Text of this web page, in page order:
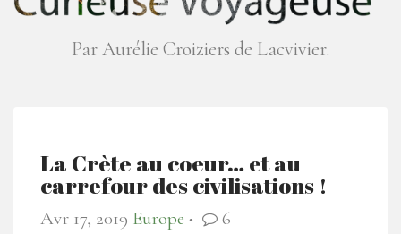
Par Aurélie Croiziers de Lacvivier.
La Crète au coeur… et au
carrefour des civilisations !
Avr 17, 2019 Europe ● 6